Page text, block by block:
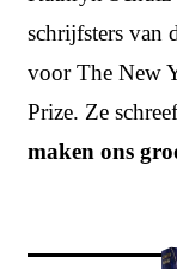
schrijfsters van
voor The New
Prize. Ze
maken ons